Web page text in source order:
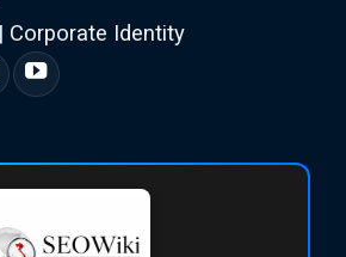
| Corporate Identity